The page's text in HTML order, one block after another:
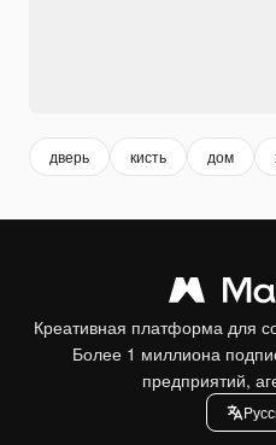
дверь кисть дом
Креативная платформа для
Более 1 миллиона
предприятий,